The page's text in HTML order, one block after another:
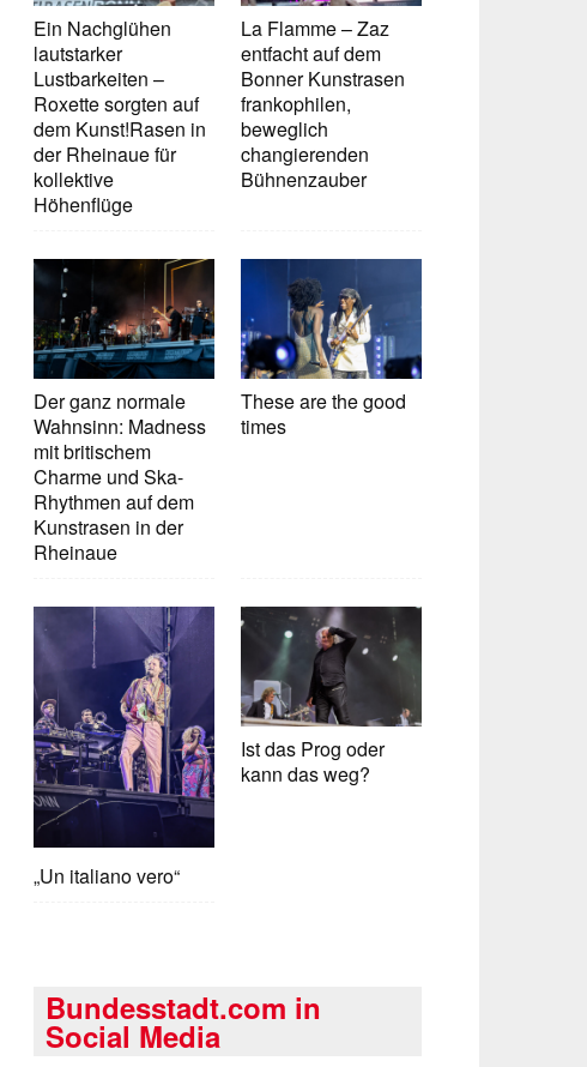
Ein Nachglühen
lautstarker
Lustbarkeiten –
Roxette sorgten auf
dem Kunst!Rasen in
der Rheinaue für
kollektive
Höhenflüge
La Flamme – Zaz
entfacht auf dem
Bonner Kunstrasen
frankophilen,
beweglich
changierenden
Bühnenzauber
Der ganz normale
Wahnsinn: Madness
mit britischem
Charme und Ska-
Rhythmen auf dem
Kunstrasen in der
Rheinaue
These are the good
times
„Un italiano vero“
Ist das Prog oder
kann das weg?
Bundesstadt.com in
Social Media